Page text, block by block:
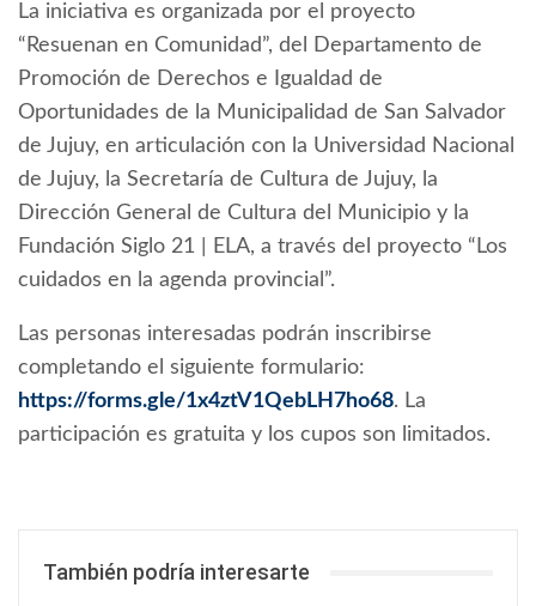
La iniciativa es organizada por el proyecto
“Resuenan en Comunidad”, del Departamento de
Promoción de Derechos e Igualdad de
Oportunidades de la Municipalidad de San Salvador
de Jujuy, en articulación con la Universidad Nacional
de Jujuy, la Secretaría de Cultura de Jujuy, la
Dirección General de Cultura del Municipio y la
Fundación Siglo 21 | ELA, a través del proyecto “Los
cuidados en la agenda provincial”.
Las personas interesadas podrán inscribirse
completando el siguiente formulario:
https://forms.gle/1x4ztV1QebLH7ho68. La
participación es gratuita y los cupos son limitados.
También podría interesarte